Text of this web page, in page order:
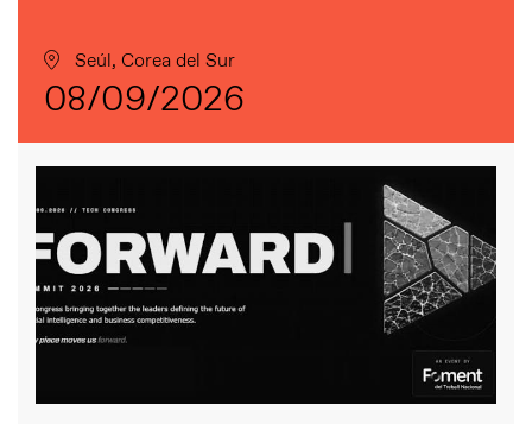
Seúl, Corea del Sur
08/09/2026